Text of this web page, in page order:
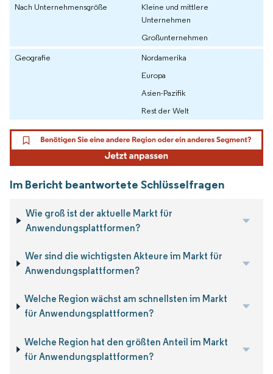
Nach Unternehmensgröße
Kleine und mittlere
Unternehmen
Großunternehmen
Geografie
Nordamerika
Europa
Asien-Pazifik
Rest der Welt
Im Bericht beantwortete Schlüsselfragen
Wie groß ist der aktuelle Markt für
Anwendungsplattformen?
Wer sind die wichtigsten Akteure im Markt für
Anwendungsplattformen?
Welche Region wächst am schnellsten im Markt
für Anwendungsplattformen?
Welche Region hat den größten Anteil im Markt
für Anwendungsplattformen?